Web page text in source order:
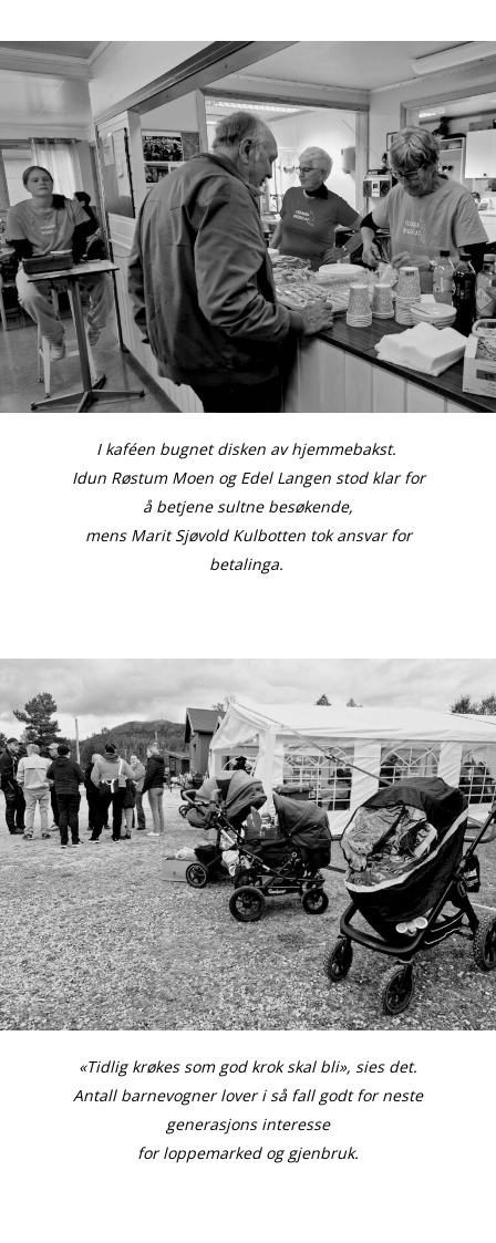
I kaféen bugnet disken av hjemmebakst.
Idun Røstum Moen og Edel Langen stod klar for
å betjene sultne besøkende,
mens Marit Sjøvold Kulbotten tok ansvar for
betalinga.
«Tidlig krøkes som god krok skal bli», sies det.
Antall barnevogner lover i så fall godt for neste
generasjons interesse
for loppemarked og gjenbruk.